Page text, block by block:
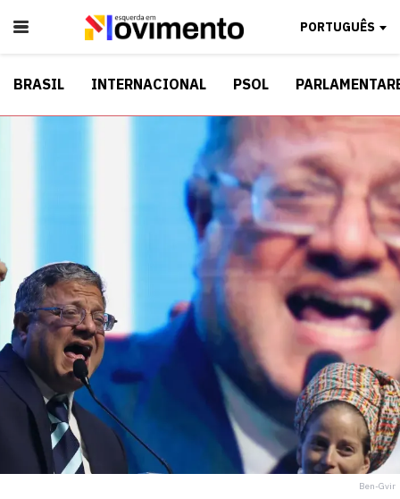
PORTUGUÊS
BRASIL INTERNACIONAL PSOL
Ben-Gvir